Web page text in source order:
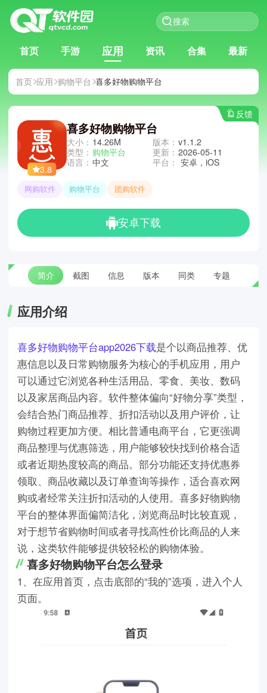
首页 手游 应用 资讯 合集 最新
首页 应用 购物平台 喜多好物购物平台
反馈
3.8
喜多好物购物平台
大小： 14.26M
类型： 购物平台
语言： 中文
版本： v1.1.2
更新： 2026-05-11
平台： 安卓，iOS
网购软件 购物平台 团购软件
安卓下载
简介 截图 信息 版本 同类 专题
应用介绍
喜多好物购物平台app2026下载是个以商品推荐、优
惠信息以及日常购物服务为核心的手机应用，用户
可以通过它浏览各种生活用品、零食、美妆、数码
以及家居商品内容。软件整体偏向“好物分享”类型，
会结合热门商品推荐、折扣活动以及用户评价，让
购物过程更加方便。相比普通电商平台，它更强调
商品整理与优惠筛选，用户能够较快找到价格合适
或者近期热度较高的商品。部分功能还支持优惠券
领取、商品收藏以及订单查询等操作，适合喜欢网
购或者经常关注折扣活动的人使用。喜多好物购物
平台的整体界面偏简洁化，浏览商品时比较直观，
对于想节省购物时间或者寻找高性价比商品的人来
说，这类软件能够提供较轻松的购物体验。
喜多好物购物平台怎么登录
1、在应用首页，点击底部的“我的”选项，进入个人
页面。